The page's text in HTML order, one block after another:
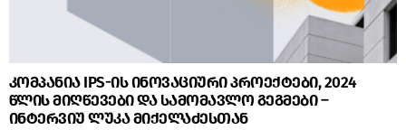
კომპანია IPS-ის ინოვაციური პროექტები, 2024
წლის მიღწევები და სამომავლო გეგმები –
ინტერვიუ ლუკა მიქელაძესთან